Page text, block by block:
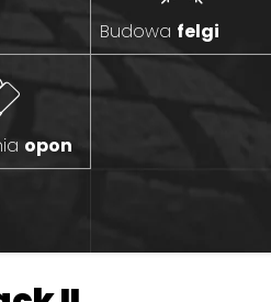
Budowa felgi
opon